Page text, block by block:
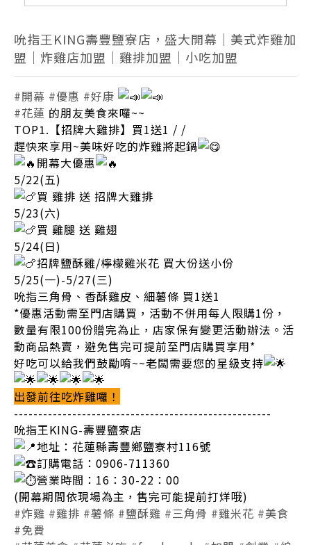
吮指王KING壽豐鹽寮店，盛大開幕｜美式炸雞加
盟｜炸雞店加盟｜雞排加盟｜小吃加盟
#開幕 #優惠 #好康
#花蓮 的朋友美食來囉~~
TOP1.【招牌大雞排】買1送1 / /
趕快來享用~美味好吃的炸雞將起鍋
開幕大優惠
5/22(五)
買 雞排 送 招牌大雞排
5/23(六)
買 雞腿 送 雞翅
5/24(日)
招牌鹽酥雞/檸檬雞米花 買大份送小份
5/25(一)-5/27(三)
吮指三角骨、香酥雞皮、細薯條 買1送1
*優惠活動需至門店購買，活動不併用每人限購1份，
數量有限100份贈完為止，店家保有變更活動辦法。活
動商品熱賣，避免售完可提前至門店購買享用*
好吃可以給我們鼓勵唷~~老闆需要您的星級支持
出發前往吃炸雞囉！
-----------------------------------------------------
吮指王KING-壽豐鹽寮店
地址：花蓮縣壽豐鄉鹽寮村116號
訂購電話：0906-711360
營業時間：16：30-22：00
(開幕期間依現場為主，售完可能提前打烊哦)
#炸雞 #雞排 #薯條 #鹽酥雞 #三角骨 #雞米花 #美食
#免費